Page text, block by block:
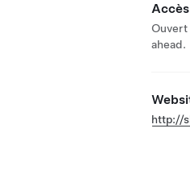
ahead.
http://